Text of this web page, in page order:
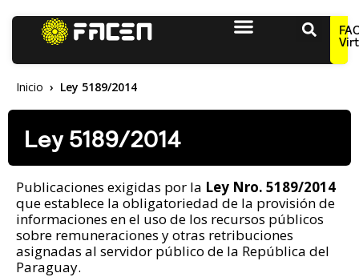
Inicio Ley 5189/2014
Ley 5189/2014
Publicaciones exigidas por la Ley Nro. 5189/2014
que establece la obligatoriedad de la provisión de
informaciones en el uso de los recursos públicos
sobre remuneraciones y otras retribuciones
asignadas al servidor público de la República del
Paraguay.